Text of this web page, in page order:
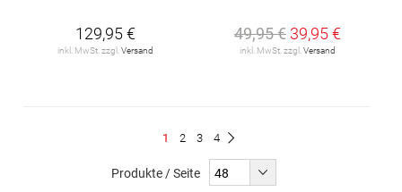
129,95 €
inkl. MwSt. zzgl. Versand
49,95 € 39,95 €
inkl. MwSt. zzgl. Versand
Du
1 Seite
2 Seite
3 Seite
4
Produkte / Seite